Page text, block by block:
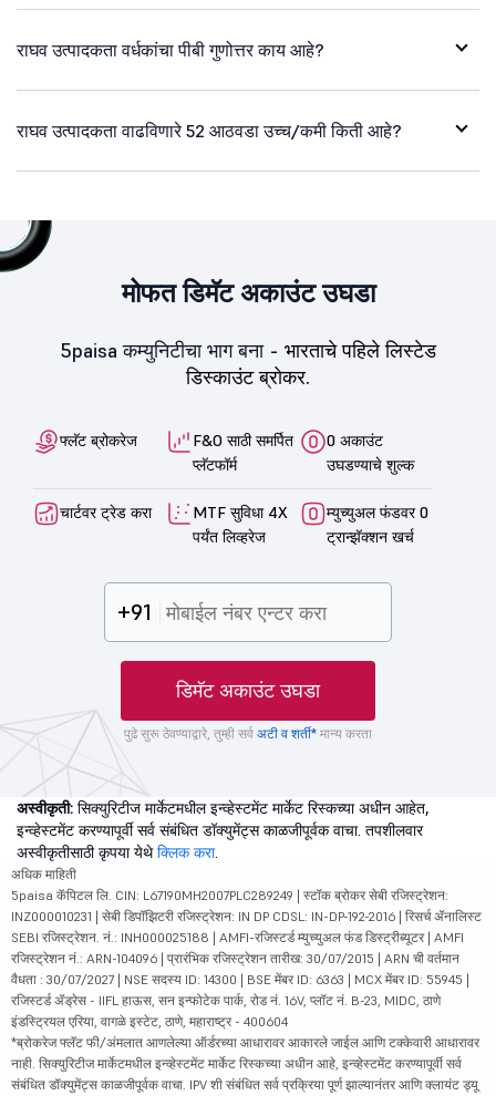
राघव उत्पादकता वर्धकांचा पीबी गुणोत्तर काय आहे?
राघव उत्पादकता वाढविणारे 52 आठवडा उच्च/कमी किती आहे?
मोफत डिमॅट अकाउंट उघडा
5paisa कम्युनिटीचा भाग बना - भारताचे पहिले लिस्टेड
डिस्काउंट ब्रोकर.
फ्लॅट ब्रोकरेज
F&O साठी समर्पित
प्लॅटफॉर्म
0 अकाउंट
उघडण्याचे शुल्क
चार्टवर ट्रेड करा
MTF सुविधा 4X
पर्यंत लिव्हरेज
म्युच्युअल फंडवर 0
ट्रान्झॅक्शन खर्च
+91
डिमॅट अकाउंट उघडा
पुढे सुरू ठेवण्याद्वारे, तुम्ही सर्व अटी व शर्ती* मान्य करता
अस्वीकृती: सिक्युरिटीज मार्केटमधील इन्व्हेस्टमेंट मार्केट रिस्कच्या अधीन आहेत,
इन्व्हेस्टमेंट करण्यापूर्वी सर्व संबंधित डॉक्युमेंट्स काळजीपूर्वक वाचा. तपशीलवार
अस्वीकृतीसाठी कृपया येथेक्लिक करा.
अधिक माहिती
5paisa कॅपिटल लि. CIN: L67190MH2007PLC289249 | स्टॉक ब्रोकर सेबी रजिस्ट्रेशन:
INZ000010231 | सेबी डिपॉझिटरी रजिस्ट्रेशन: IN DP CDSL: IN-DP-192-2016 | रिसर्च ॲनालिस्ट
SEBI रजिस्ट्रेशन. नं.: INH000025188 | AMFI-रजिस्टर्ड म्युच्युअल फंड डिस्ट्रीब्यूटर | AMFI
रजिस्ट्रेशन नं.: ARN-104096 | प्रारंभिक रजिस्ट्रेशन तारीख: 30/07/2015 | ARN ची वर्तमान
वैधता : 30/07/2027 | NSE सदस्य ID: 14300 | BSE मेंबर ID: 6363 | MCX मेंबर ID: 55945 |
रजिस्टर्ड ॲड्रेस - IIFL हाऊस, सन इन्फोटेक पार्क, रोड नं. 16V, प्लॉट नं. B-23, MIDC, ठाणे
इंडस्ट्रियल एरिया, वागळे इस्टेट, ठाणे, महाराष्ट्र - 400604
*ब्रोकरेज फ्लॅट फी/अंमलात आणलेल्या ऑर्डरच्या आधारावर आकारले जाईल आणि टक्केवारी आधारावर
नाही. सिक्युरिटीज मार्केटमधील इन्व्हेस्टमेंट मार्केट रिस्कच्या अधीन आहे, इन्व्हेस्टमेंट करण्यापूर्वी सर्व
संबंधित डॉक्युमेंट्स काळजीपूर्वक वाचा. IPV शी संबंधित सर्व प्रक्रिया पूर्ण झाल्यानंतर आणि क्लायंट ड्यू